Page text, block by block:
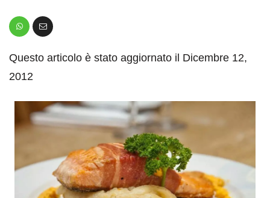
Questo articolo è stato aggiornato il Dicembre 12,
2012